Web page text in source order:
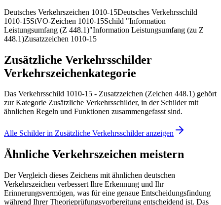
Deutsches Verkehrszeichen 1010-15Deutsches Verkehrsschild
1010-15StVO-Zeichen 1010-15Schild "Information
Leistungsumfang (Z 448.1)"Information Leistungsumfang (zu Z
448.1)Zusatzzeichen 1010-15
Zusätzliche Verkehrsschilder
Verkehrszeichenkategorie
Das Verkehrsschild 1010-15 - Zusatzzeichen (Zeichen 448.1) gehört
zur Kategorie Zusätzliche Verkehrsschilder, in der Schilder mit
ähnlichen Regeln und Funktionen zusammengefasst sind.
Alle Schilder in Zusätzliche Verkehrsschilder anzeigen
Ähnliche Verkehrszeichen meistern
Der Vergleich dieses Zeichens mit ähnlichen deutschen
Verkehrszeichen verbessert Ihre Erkennung und Ihr
Erinnerungsvermögen, was für eine genaue Entscheidungsfindung
während Ihrer Theorieprüfungsvorbereitung entscheidend ist. Das